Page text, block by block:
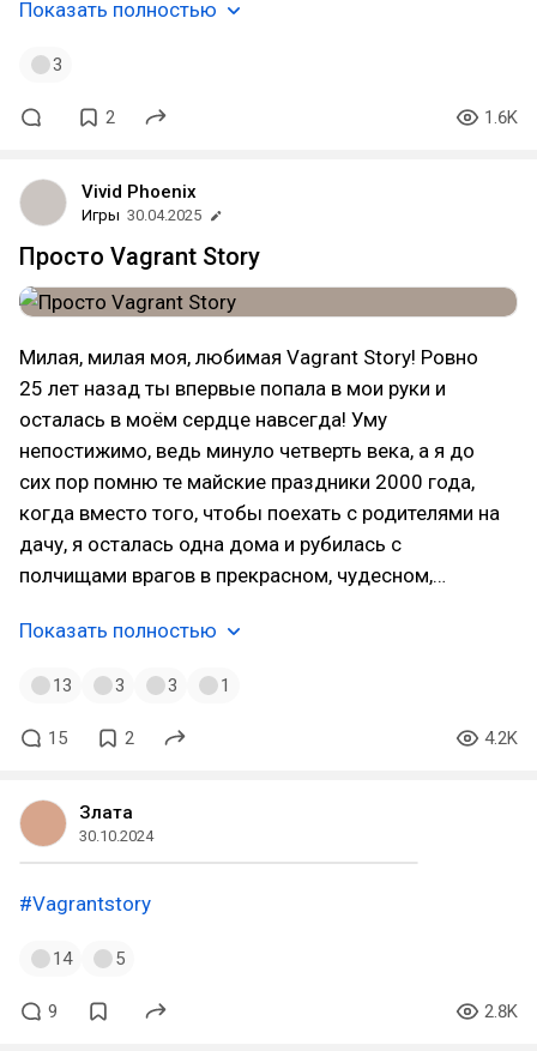
Показать полностью
3
2 1.6K
Vivid Phoenix
Игры 30.04.2025
Просто Vagrant Story
Милая, милая моя, любимая Vagrant Story! Ровно
25 лет назад ты впервые попала в мои руки и
осталась в моём сердце навсегда! Уму
непостижимо, ведь минуло четверть века, а я до
сих пор помню те майские праздники 2000 года,
когда вместо того, чтобы поехать с родителями на
дачу, я осталась одна дома и рубилась с
полчищами врагов в прекрасном, чудесном,…
Показать полностью
13 3 3 1
15 2 4.2K
Злата
30.10.2024
#Vagrantstory
14 5
9 2.8K